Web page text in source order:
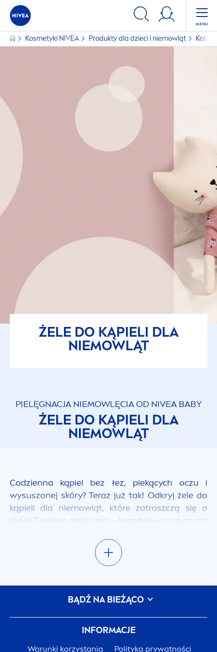
Kosmetyki NIVEA Produkty dla dzieci i niemowląt
ŻELE DO KĄPIELI DLA
NIEMOWLĄT
PIELĘGNACJA NIEMOWLĘCIA OD NIVEABABY
ŻELE DO KĄPIELI DLA
NIEMOWLĄT
Codzienna kąpiel bez łez, piekących oczu i
wysuszonej skóry? Teraz już tak! Odkryj żele do
kąpieli dla niemowląt, które zatroszczą się o
skórę Twojego maluszka – łagodnie ją oczyszczą
W czym kąpać noworodka?
Pierwsza kąpiel noworodka to spore wyzwanie
zwłaszcza dla młodych rodziców. Jak się do tego
przygotować i jakiekosmetyki dla niemowlątdo
kąpieli wybrać? Dobierając żel do mycia dla
noworodków musisz pamiętać o tym, że skóra
INFORMACJE
Warunki korzystania Polityka prywatności
BĄDŹ NA BIEŻĄCO